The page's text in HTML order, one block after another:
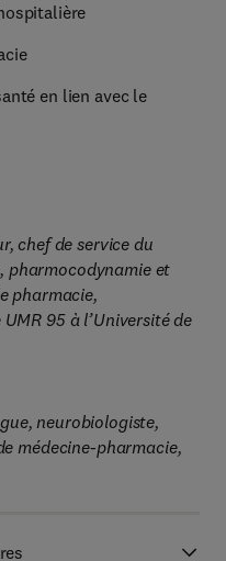
en lien avec le
chef de service du
pharmocodynamie et
pharmacie,
95 à l’Université de
neurobiologiste,
médecine-pharmacie,